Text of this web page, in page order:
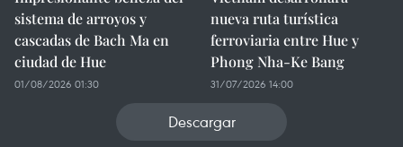
sistema de arroyos y
cascadas de Bach Ma en
ciudad de Hue
01/08/2026 01:30
nueva ruta turística
ferroviaria entre Hue y
Phong Nha-Ke Bang
31/07/2026 14:00
Descargar